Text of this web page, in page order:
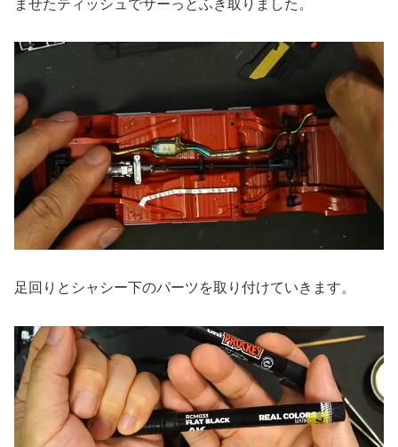
ませたティッシュでサーっとふき取りました。
足回りとシャシー下のパーツを取り付けていきます。